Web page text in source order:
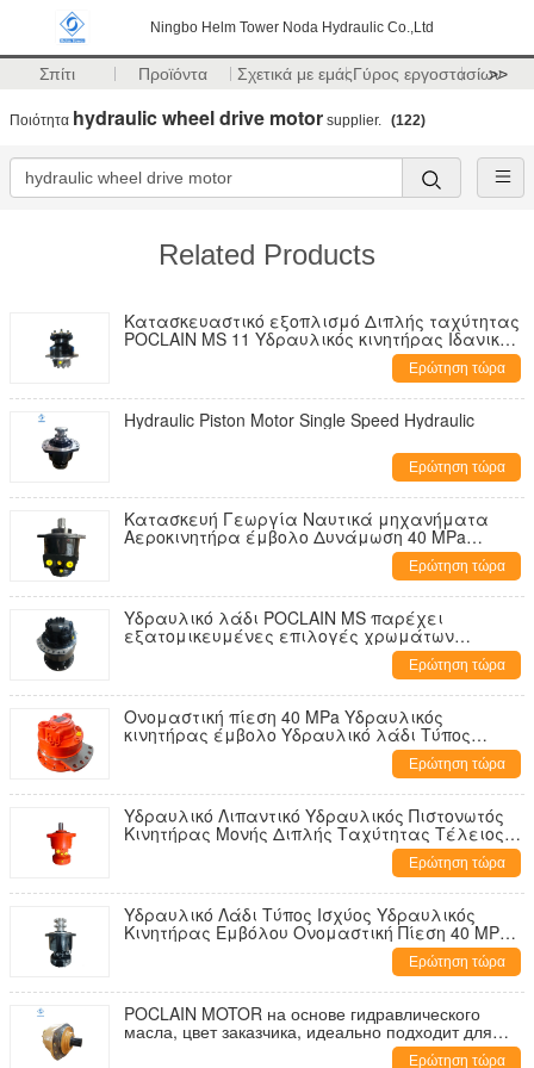
Ningbo Helm Tower Noda Hydraulic Co.,Ltd
Σπίτι Προϊόντα Σχετικά με εμάςΓύρος εργοστασίων
>>
Ποιότητα hydraulic wheel drive motor supplier. (122)
Related Products
Κατασκευαστικό εξοπλισμό Διπλής ταχύτητας
POCLAIN MS 11 Υδραυλικός κινητήρας Ιδανικός
για εφαρμογές γεωργικών και θαλάσσιων
Ερώτηση τώρα
Hydraulic Piston Motor Single Speed Hydraulic
Ερώτηση τώρα
Κατασκευή Γεωργία Ναυτικά μηχανήματα
Αεροκινητήρα έμβολο Δυνάμωση 40 MPa
Υδραυλικός κινητήρας Κατάλληλος για
Ερώτηση τώρα
Υδραυλικό λάδι POCLAIN MS παρέχει
εξατομικευμένες επιλογές χρωμάτων
Ιδανικός υδραυλικός εξοπλισμός για διάφορες
Ερώτηση τώρα
Ονομαστική πίεση 40 MPa Υδραυλικός
κινητήρας έμβολο Υδραυλικό λάδι Τύπος
ισχύος μονής διπλής ταχύτητας Προσφέρονται
Ερώτηση τώρα
Υδραυλικό Λιπαντικό Υδραυλικός Πιστονωτός
Κινητήρας Μονής Διπλής Ταχύτητας Τέλειος
Συμβατότητα Κατασκευαστικών Γεωργικών
Ερώτηση τώρα
Υδραυλικό Λάδι Τύπος Ισχύος Υδραυλικός
Κινητήρας Εμβόλου Ονομαστική Πίεση 40 MPa
Χρώμα Κατόπιν Παραγγελίας Ιδανικό για
Ερώτηση τώρα
POCLAIN MOTOR на основе гидравлического
масла, цвет заказчика, идеально подходит для
мобильного оборудования и строительнойΕρώτηση τώρα